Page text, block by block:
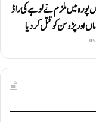
پورہ میں ملزم نے لوہے کی راڈ
اور پڑوسن کو قتل کر دیا